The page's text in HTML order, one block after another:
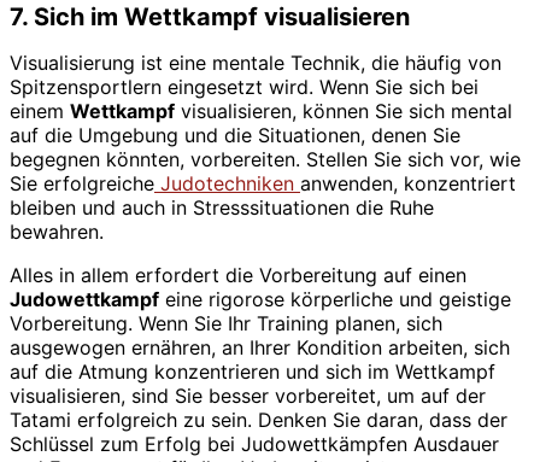
7. Sich im Wettkampf visualisieren
Visualisierung ist eine mentale Technik, die häufig von
Spitzensportlern eingesetzt wird. Wenn Sie sich bei
einem Wettkampf visualisieren, können Sie sich mental
auf die Umgebung und die Situationen, denen Sie
begegnen könnten, vorbereiten. Stellen Sie sich vor, wie
Sie erfolgreiche Judotechniken anwenden, konzentriert
bleiben und auch in Stresssituationen die Ruhe
bewahren.
Alles in allem erfordert die Vorbereitung auf einen
Judowettkampf eine rigorose körperliche und geistige
Vorbereitung. Wenn Sie Ihr Training planen, sich
ausgewogen ernähren, an Ihrer Kondition arbeiten, sich
auf die Atmung konzentrieren und sich im Wettkampf
visualisieren, sind Sie besser vorbereitet, um auf der
Tatami erfolgreich zu sein. Denken Sie daran, dass der
Schlüssel zum Erfolg bei Judowettkämpfen Ausdauer